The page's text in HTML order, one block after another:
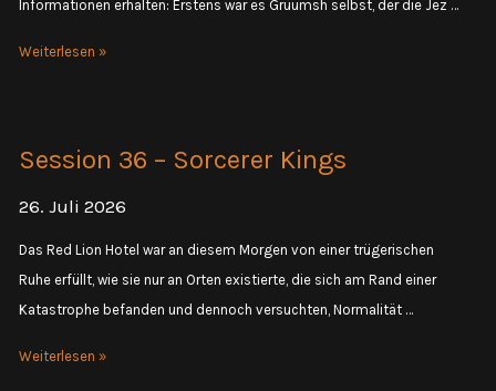
Informationen erhalten: Erstens war es Gruumsh selbst, der die Jez …
Session
in
Boroftkrah
Weiterlesen »
Session 36 – Sorcerer Kings
26. Juli 2026
Das Red Lion Hotel war an diesem Morgen von einer trügerischen
Ruhe erfüllt, wie sie nur an Orten existierte, die sich am Rand einer
Katastrophe befanden und dennoch versuchten, Normalität …
Session
Weiterlesen »